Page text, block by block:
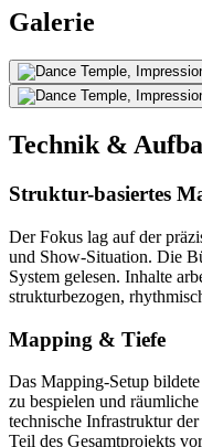
Galerie
Technik &
Struktur-basiertes
Der Fokus lag auf der
und Show-Situation. Die
System gelesen. Inhalte
strukturbezogen,
Mapping & Tiefe
Das Mapping-Setup
zu bespielen und
technische Infrastruktur
Teil des Gesamtprojekts